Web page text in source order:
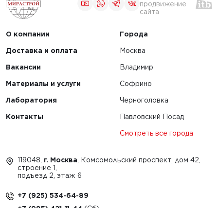
продвижение
сайта
О компании
Доставка и оплата
Вакансии
Материалы и услуги
Лаборатория
Контакты
Города
Москва
Владимир
Софрино
Черноголовка
Павловский Посад
Смотреть все города
119048, г. Москва , Комсомольский проспект, дом 42,
строение 1,
подъезд 2, этаж 6
+7 (925) 534-64-89